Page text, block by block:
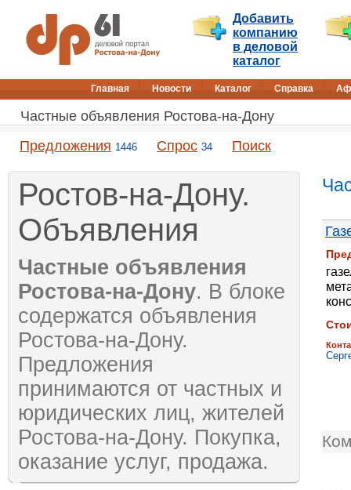
Добавить
компанию
в деловой
каталог
Главная Новости Каталог Справка
Частные объявления Ростова-на-Дону
Предложения 1446 Спрос 34 Поиск
Ростов-на-Дону.
Объявления
Частные объявления
Ростова-на-Дону. В блоке
содержатся объявления
Ростова-на-Дону.
Предложения
принимаются от частных и
юридических лиц, жителей
Ростова-на-Дону. Покупка,
оказание услуг, продажа.